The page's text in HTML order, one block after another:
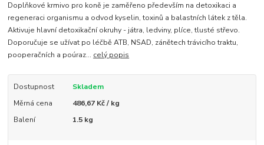
Doplňkové krmivo pro koně je zaměřeno především na detoxikaci a
regeneraci organismu a odvod kyselin, toxinů a balastních látek z těla.
Aktivuje hlavní detoxikační okruhy - játra, ledviny, plíce, tlusté střevo.
Doporučuje se užívat po léčbě ATB, NSAD, zánětech trávicího traktu,
pooperačních a poúraz... celý popis
Dostupnost
Skladem
Měrná cena
486,67 Kč / kg
Balení
1.5 kg